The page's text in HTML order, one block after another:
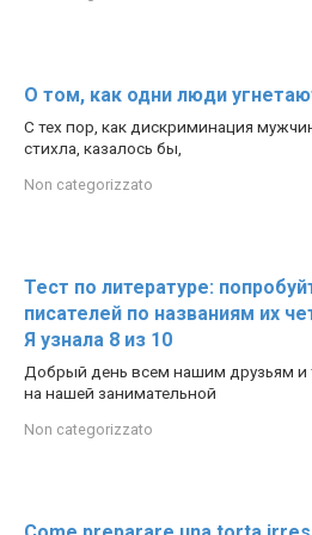
О том, как одни люди
С тех пор, как дискриминация
стихла, казалось бы,
Non categorizzato
Тест по литературе:
писателей по названиям их
Я узнала 8 из 10
Добрый день всем нашим друзьям и
на нашей занимательной
Non categorizzato